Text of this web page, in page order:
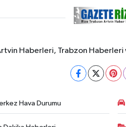
Haberleri, Trabzon
Hava Durumu